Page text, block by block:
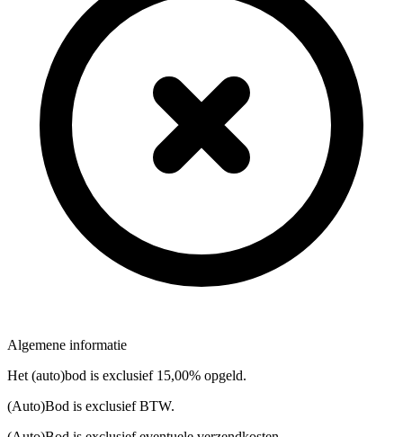
Algemene informatie
Het (auto)bod is exclusief 15,00% opgeld.
(Auto)Bod is exclusief BTW.